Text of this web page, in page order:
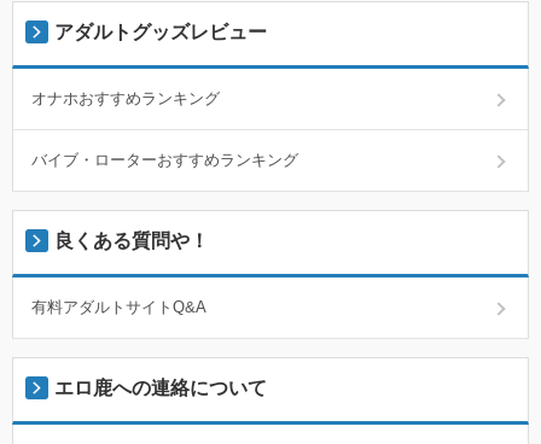
アダルトグッズレビュー
オナホおすすめランキング
バイブ・ローターおすすめランキング
良くある質問や！
有料アダルトサイトQ&A
エロ鹿への連絡について